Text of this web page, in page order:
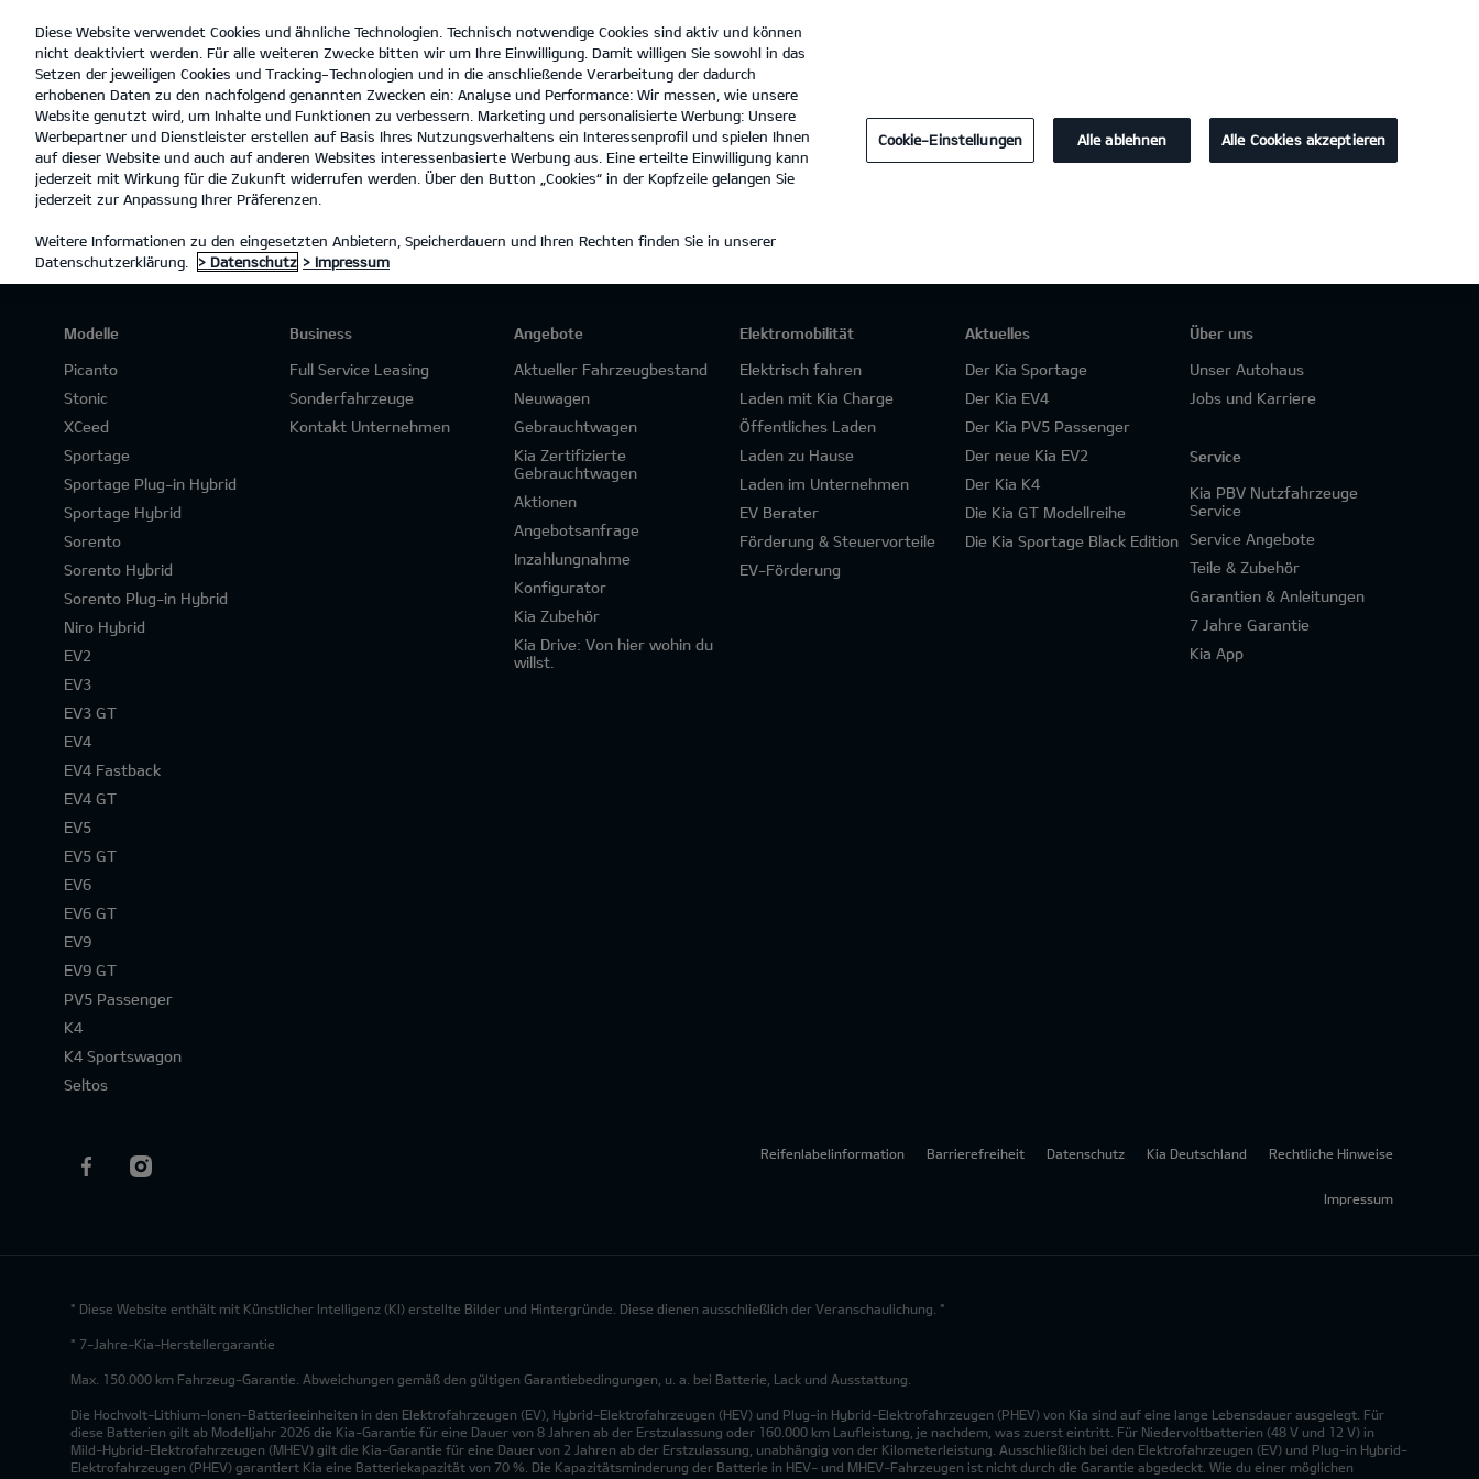
open
menu
Levy Motor Company Mittelrhein GmbH
AKTUELLER FAHRZEUGBESTAND
Modelle
Picanto
Stonic
XCeed
Sportage
Sportage Plug-in Hybrid
Sportage Hybrid
Sorento
Sorento Hybrid
Sorento Plug-in Hybrid
Niro Hybrid
EV2
EV3
EV3 GT
EV4
EV4 Fastback
EV4 GT
EV5
EV5 GT
EV6
EV6 GT
EV9
EV9 GT
PV5 Passenger
K4
K4 Sportswagon
Seltos
Business
Full Service Leasing
Sonderfahrzeuge
Kontakt Unternehmen
Angebote
Aktueller Fahrzeugbestand
Neuwagen
Gebrauchtwagen
Kia Zertifizierte
Gebrauchtwagen
Aktionen
Angebotsanfrage
Inzahlungnahme
Konfigurator
Kia Zubehör
Kia Drive: Von hier wohin du
willst.
Elektromobilität
Elektrisch fahren
Laden mit Kia Charge
Öffentliches Laden
Laden zu Hause
Laden im Unternehmen
EV Berater
Förderung & Steuervorteile
EV-Förderung
Aktuelles
Der Kia Sportage
Der Kia EV4
Der Kia PV5 Passenger
Der neue Kia EV2
Der Kia K4
Die Kia GT Modellreihe
Die Kia Sportage Black Edition
Über uns
Unser Autohaus
Jobs und Karriere
Service
Kia PBV Nutzfahrzeuge
Service
Service Angebote
Teile & Zubehör
Garantien & Anleitungen
7 Jahre Garantie
Kia App
Reifenlabelinformation Barrierefreiheit Datenschutz Kia Deutschland Rechtliche Hinweise
Impressum
* Diese Website enthält mit Künstlicher Intelligenz (KI) erstellte Bilder und Hintergründe. Diese dienen ausschließlich der Veranschaulichung. *
* 7-Jahre-Kia-Herstellergarantie
Max. 150.000 km Fahrzeug-Garantie. Abweichungen gemäß den gültigen Garantiebedingungen, u. a. bei Batterie, Lack und Ausstattung.
Die Hochvolt-Lithium-Ionen-Batterieeinheiten in den Elektrofahrzeugen (EV), Hybrid-Elektrofahrzeugen (HEV) und Plug-in Hybrid-Elektrofahrzeugen (PHEV) von Kia sind auf eine lange Lebensdauer ausgelegt. Für
diese Batterien gilt ab Modelljahr 2026 die Kia-Garantie für eine Dauer von 8 Jahren ab der Erstzulassung oder 160.000 km Laufleistung, je nachdem, was zuerst eintritt. Für Niedervoltbatterien (48 V und 12 V) in
Mild-Hybrid-Elektrofahrzeugen (MHEV) gilt die Kia-Garantie für eine Dauer von 2 Jahren ab der Erstzulassung, unabhängig von der Kilometerleistung. Ausschließlich bei den Elektrofahrzeugen (EV) und Plug-in Hybrid-
Elektrofahrzeugen (PHEV) garantiert Kia eine Batteriekapazität von 70 %. Die Kapazitätsminderung der Batterie in HEV- und MHEV-Fahrzeugen ist nicht durch die Garantie abgedeckt. Wie du einer möglichen
Diese Website verwendet Cookies und ähnliche Technologien. Technisch notwendige Cookies sind aktiv und können
nicht deaktiviert werden. Für alle weiteren Zwecke bitten wir um Ihre Einwilligung. Damit willigen Sie sowohl in das
Setzen der jeweiligen Cookies und Tracking-Technologien und in die anschließende Verarbeitung der dadurch
erhobenen Daten zu den nachfolgend genannten Zwecken ein: Analyse und Performance: Wir messen, wie unsere
Website genutzt wird, um Inhalte und Funktionen zu verbessern. Marketing und personalisierte Werbung: Unsere
Werbepartner und Dienstleister erstellen auf Basis Ihres Nutzungsverhaltens ein Interessenprofil und spielen Ihnen
auf dieser Website und auch auf anderen Websites interessenbasierte Werbung aus. Eine erteilte Einwilligung kann
jederzeit mit Wirkung für die Zukunft widerrufen werden. Über den Button „Cookies“ in der Kopfzeile gelangen Sie
jederzeit zur Anpassung Ihrer Präferenzen.
Weitere Informationen zu den eingesetzten Anbietern, Speicherdauern und Ihren Rechten finden Sie in unserer
Datenschutzerklärung.
> Datenschutz > Impressum
Cookie-Einstellungen Alle ablehnen Alle Cookies akzeptieren